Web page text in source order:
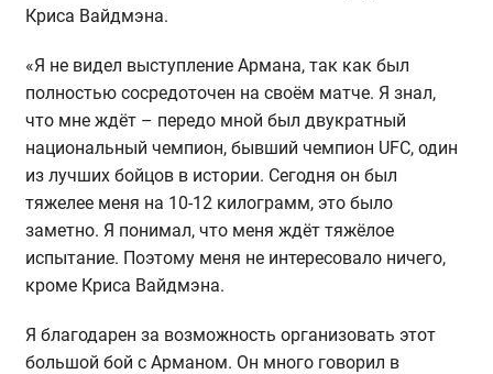
Криса Вайдмэна.
«Я не видел выступление Армана, так как был
полностью сосредоточен на своём матче. Я знал,
что мне ждёт – передо мной был двукратный
национальный чемпион, бывший чемпион UFC, один
из лучших бойцов в истории. Сегодня он был
тяжелее меня на 10-12 килограмм, это было
заметно. Я понимал, что меня ждёт тяжёлое
испытание. Поэтому меня не интересовало ничего,
кроме Криса Вайдмэна.
Я благодарен за возможность организовать этот
большой бой с Арманом. Он много говорил в